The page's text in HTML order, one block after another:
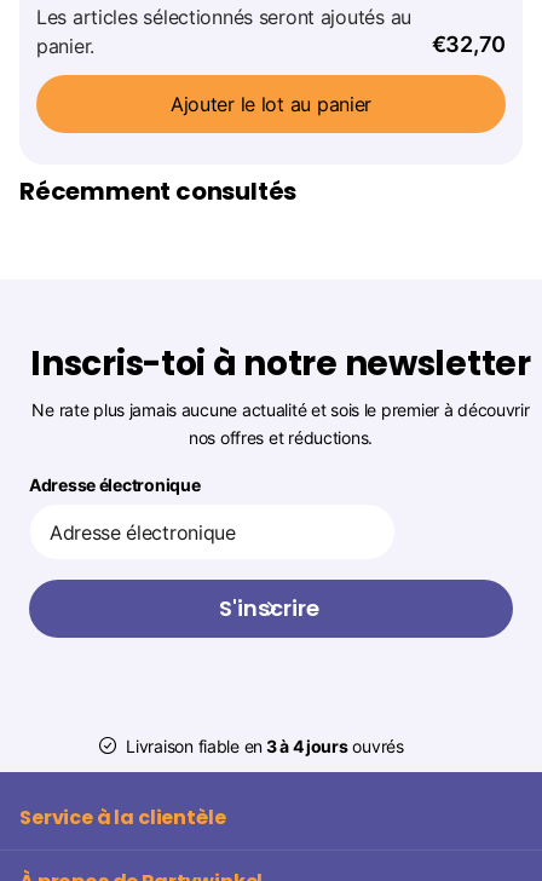
Les articles sélectionnés seront ajoutés au
panier.
€32,70
Ajouter le lot au panier
Récemment consultés
Inscris-toi à notre newsletter
Ne rate plus jamais aucune actualité et sois le premier à découvrir
nos offres et réductions.
Adresse électronique
S'inscrire
Livraison fiable en3 à 4 joursouvrés
Service à la clientèle